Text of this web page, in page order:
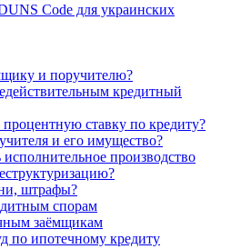
Code для украинских
и поручителю?
кредитный
ставку по кредиту?
и его имущество?
производство
штрафы?
спорам
заёмщикам
по ипотечному кредиту